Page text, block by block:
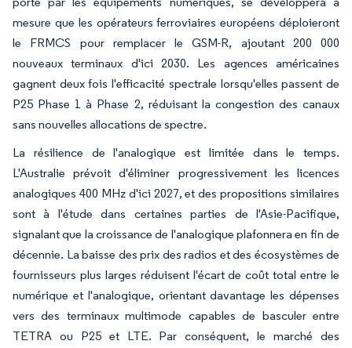
mesure que les opérateurs ferroviaires européens déploieront
le FRMCS pour remplacer le GSM-R, ajoutant 200 000
nouveaux terminaux d'ici 2030. Les agences américaines
gagnent deux fois l'efficacité spectrale lorsqu'elles passent de
P25 Phase 1 à Phase 2, réduisant la congestion des canaux
sans nouvelles allocations de spectre.
La résilience de l'analogique est limitée dans le temps.
L'Australie prévoit d'éliminer progressivement les licences
analogiques 400 MHz d'ici 2027, et des propositions similaires
sont à l'étude dans certaines parties de l'Asie-Pacifique,
signalant que la croissance de l'analogique plafonnera en fin de
décennie. La baisse des prix des radios et des écosystèmes de
fournisseurs plus larges réduisent l'écart de coût total entre le
numérique et l'analogique, orientant davantage les dépenses
vers des terminaux multimode capables de basculer entre
TETRA ou P25 et LTE. Par conséquent, le marché des